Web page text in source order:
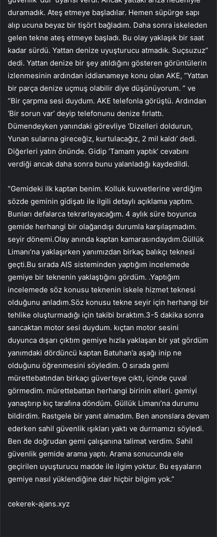
duramadık. Ateş etmeye başladılar. Hemen süpürge sapı
alıp ucuna beyaz bir tişört bağladım. Daha sonra iskeleden
gelen tekne ateş etmeye başladı. Bu olay yaklaşık bir saat
kadar sürdü. Yattan denize uyuşturucu atmadık. Suçsuzuz”
dedi. Yattan denize bir şey atıldığını gösteren görüntülerin
izlenmesinin ardından iddianameye konu olan AKE, “Yattan
bir parça denize uçmuş olabilir diye düşünüyorum. ” ve
“Bir çarpma sesi duydum. AKE telefonla görüştü. Ardından
‘Bir sorun var’ deyip telefonunu denize fırlattı.
Dümendeyken yanındaki görevliye ‘Dizelleri doldurun,
Yunan sularına gireceğiz, kurtulacağız, 2 mil kaldı’ dedi.
Diğerleri yatın önünde. Gidip ‘Tamam yaptık’ cevabını
verdiği ancak daha sonra bunu yalanladığı kaydedildi.
“Gemideki ilk kaptan benim. Kolluk kuvvetlerine verdiğim
sözde geminin gidişatı ile ilgili detaylı açıklama yaptım.
Bunları defalarca tekrarlayacağım. 4 aylık süre boyunca
gemide herhangi bir olağandışı durumla karşılaşmadım.
seyir dönemi.Olay anında kaptan kamarasındaydım.Güllük
Limanı’na yaklaşırken yanımızdan birkaç balıkçı teknesi
geçti.Bu sırada AIS sisteminden yaptığım incelemede
gemiye bir teknenin yaklaştığını gördüm. .Yaptığım
incelemede söz konusu teknenin iskele hizmet teknesi
olduğunu anladım.Söz konusu tekne seyir için herhangi bir
tehlike oluşturmadığı için takibi bıraktım.3-5 dakika sonra
sancaktan motor sesi duydum. kıçtan motor sesini
duyunca dışarı çıktım gemiye hızla yaklaşan bir yat gördüm
yanımdaki dördüncü kaptan Batuhan’a aşağı inip ne
olduğunu öğrenmesini söyledim. O sırada gemi
mürettebatından birkaçı güverteye çıktı, içinde çuval
görmedim. mürettebattan herhangi birinin elleri. gemiyi
yanaştırıp kıç tarafına döndüm. Güllük Limanı’na durumu
bildirdim. Rastgele bir yanıt almadım. Ben anonslara devam
ederken sahil güvenlik ışıkları yaktı ve durmamızı söyledi.
Ben de doğrudan gemi çalışanına talimat verdim. Sahil
güvenlik gemide arama yaptı. Arama sonucunda ele
geçirilen uyuşturucu madde ile ilgim yoktur. Bu eşyaların
gemiye nasıl yüklendiğine dair hiçbir bilgim yok.”
cekerek-ajans.xyz